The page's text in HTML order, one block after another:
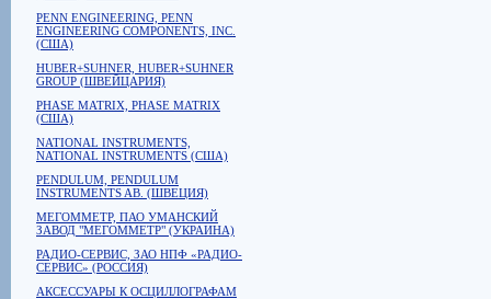
PENN ENGINEERING, PENN
ENGINEERING COMPONENTS, INC.
(США)
HUBER+SUHNER, HUBER+SUHNER
GROUP (ШВЕЙЦАРИЯ)
PHASE MATRIX, PHASE MATRIX
(США)
NATIONAL INSTRUMENTS,
NATIONAL INSTRUMENTS (США)
PENDULUM, PENDULUM
INSTRUMENTS AB. (ШВЕЦИЯ)
МЕГОММЕТР, ПАО УМАНСКИЙ
ЗАВОД "МЕГОММЕТР" (УКРАИНА)
РАДИО-СЕРВИС, ЗАО НПФ «РАДИО-
СЕРВИС» (РОССИЯ)
АКСЕССУАРЫ К ОСЦИЛЛОГРАФАМ